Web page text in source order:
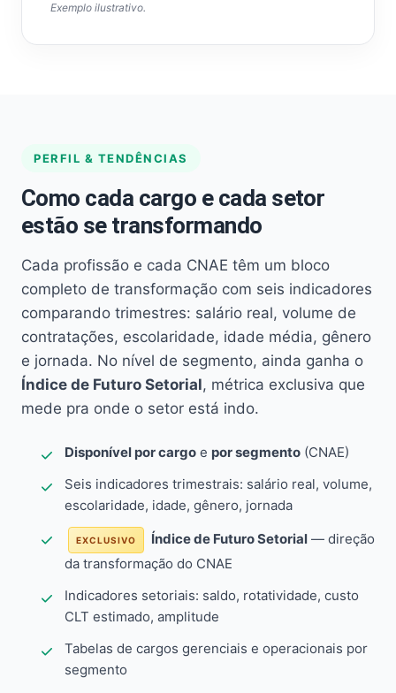
Exemplo ilustrativo.
PERFIL & TENDÊNCIAS
Como cada cargo e cada setor
estão se transformando
Cada profissão e cada CNAE têm um bloco
completo de transformação com seis indicadores
comparando trimestres: salário real, volume de
contratações, escolaridade, idade média, gênero
e jornada. No nível de segmento, ainda ganha o
Índice de Futuro Setorial, métrica exclusiva que
mede pra onde o setor está indo.
Disponível por cargo e por segmento (CNAE)
Seis indicadores trimestrais: salário real, volume,
escolaridade, idade, gênero, jornada
EXCLUSIVO Índice de Futuro Setorial — direção
da transformação do CNAE
Indicadores setoriais: saldo, rotatividade, custo
CLT estimado, amplitude
Tabelas de cargos gerenciais e operacionais por
segmento